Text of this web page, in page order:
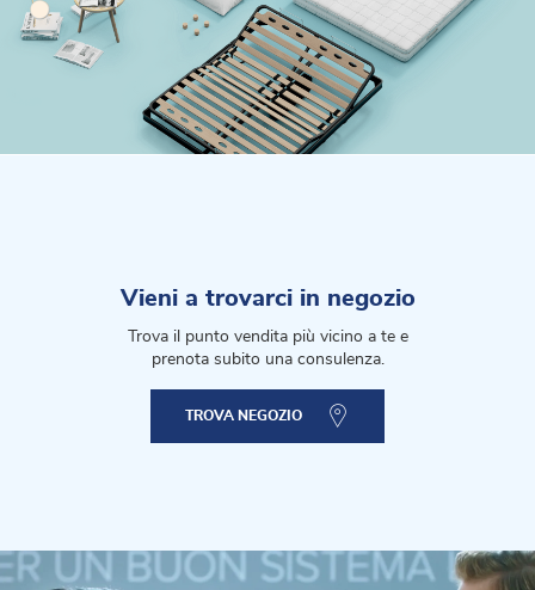
Vieni a trovarci in negozio
Trova il punto vendita più vicino a te e
prenota subito una consulenza.
TROVA NEGOZIO